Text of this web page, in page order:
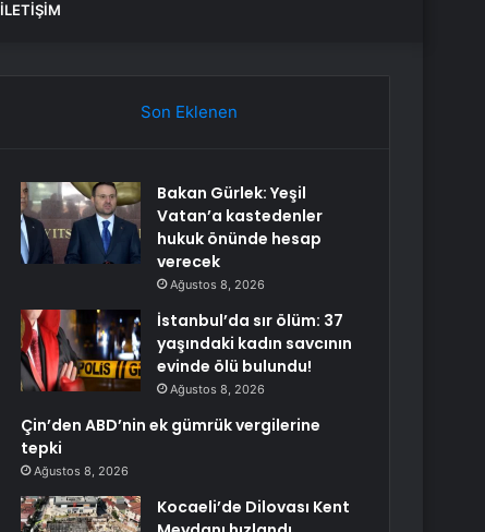
İLETIŞIM
Son Eklenen
Bakan Gürlek: Yeşil
Vatan’a kastedenler
hukuk önünde hesap
verecek
Ağustos 8, 2026
İstanbul’da sır ölüm: 37
yaşındaki kadın savcının
evinde ölü bulundu!
Ağustos 8, 2026
Çin’den ABD’nin ek gümrük vergilerine
tepki
Ağustos 8, 2026
Kocaeli’de Dilovası Kent